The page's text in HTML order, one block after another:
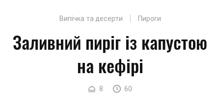
Випічка та десерти Пироги
Заливний пиріг із капустою
на кефірі
8
60